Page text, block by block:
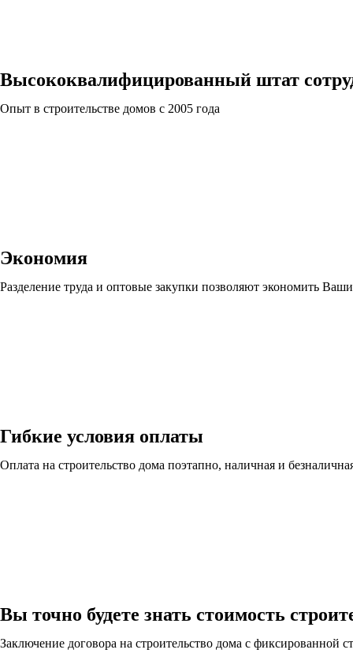
Высококвалифицированный штат
Опыт в строительстве домов с 2005 года
Экономия
Разделение труда и оптовые закупки позволяют экономить
Гибкие условия оплаты
Оплата на строительство дома поэтапно, наличная и
Вы точно будете знать стоимость
Заключение договора на строительство дома с